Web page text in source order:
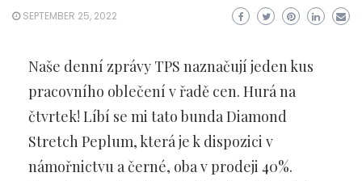
SEPTEMBER 25, 2022
Naše denní zprávy TPS naznačují jeden kus
pracovního oblečení v řadě cen. Hurá na
čtvrtek! Líbí se mi tato bunda Diamond
Stretch Peplum, která je k dispozici v
námořnictvu a černé, oba v prodeji 40%.